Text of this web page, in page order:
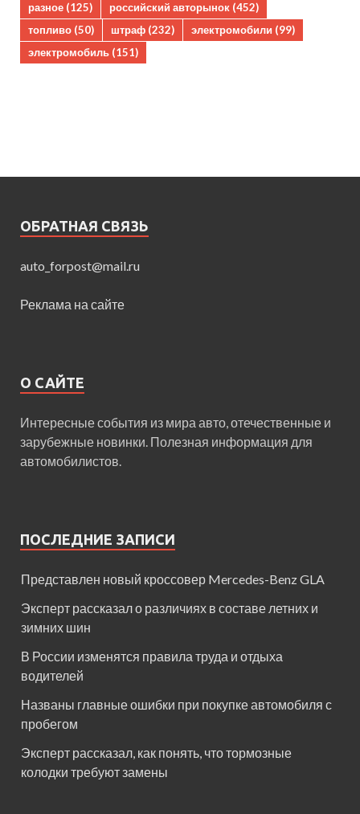
разное (125) российский авторынок (452)
топливо (50) штраф (232) электромобили (99)
электромобиль (151)
ОБРАТНАЯ СВЯЗЬ
auto_forpost@mail.ru
Реклама на сайте
О САЙТЕ
Интересные события из мира авто, отечественные и
зарубежные новинки. Полезная информация для
автомобилистов.
ПОСЛЕДНИЕ ЗАПИСИ
Представлен новый кроссовер Mercedes-Benz GLA
Эксперт рассказал о различиях в составе летних и
зимних шин
В России изменятся правила труда и отдыха
водителей
Названы главные ошибки при покупке автомобиля с
пробегом
Эксперт рассказал, как понять, что тормозные
колодки требуют замены